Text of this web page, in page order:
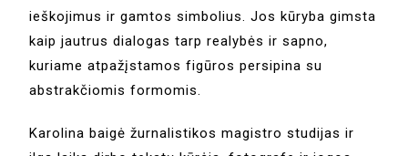
ieškojimus ir gamtos simbolius. Jos kūryba gimsta
kaip jautrus dialogas tarp realybės ir sapno,
kuriame atpažįstamos figūros persipina su
abstrakčiomis formomis.
Karolina baigė žurnalistikos magistro studijas ir